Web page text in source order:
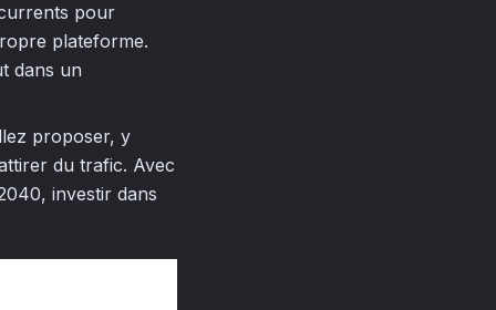
pour
plateforme.
dans un
proposer, y
du trafic. Avec
investir dans